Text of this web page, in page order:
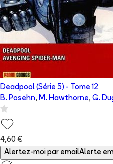
Deadpool (Série 5) - Tome 12
B. Posehn, M. Hawthorne, G.
4,60 €
Alertez-moi par emailAlerte